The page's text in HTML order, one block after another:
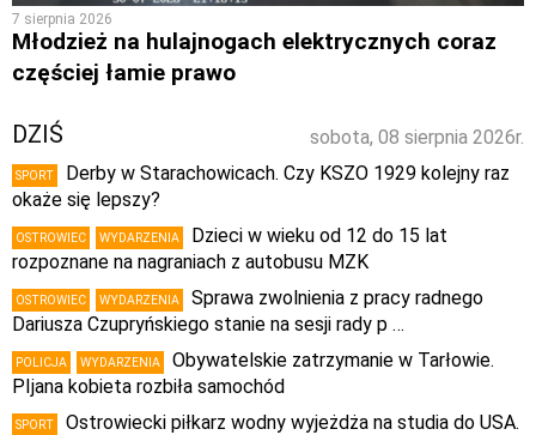
7 sierpnia 2026
Młodzież na hulajnogach elektrycznych coraz
częściej łamie prawo
sobota, 08 sierpnia 2026r.
DZIŚ
SPORT
Derby w Starachowicach. Czy KSZO 1929 kolejny raz
okaże się lepszy?
OSTROWIEC WYDARZENIA
Dzieci w wieku od 12 do 15 lat
rozpoznane na nagraniach z autobusu MZK
OSTROWIEC WYDARZENIA
Sprawa zwolnienia z pracy radnego
Dariusza Czupryńskiego stanie na sesji rady p …
POLICJA WYDARZENIA
Obywatelskie zatrzymanie w Tarłowie.
PIjana kobieta rozbiła samochód
SPORT
Ostrowiecki piłkarz wodny wyjeżdża na studia do USA.